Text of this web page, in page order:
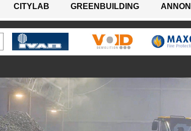
CITYLAB GREENBUILDING